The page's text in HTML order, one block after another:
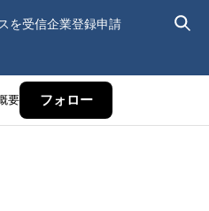
を受信企業登録申請
要 フォロー